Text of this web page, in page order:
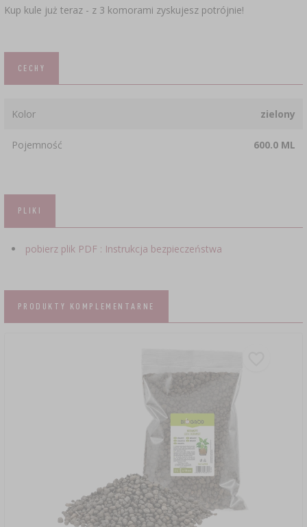
Kup kule już teraz - z 3 komorami zyskujesz potrójnie!
CECHY
Kolor zielony
Pojemność 600.0 ML
PLIKI
pobierz plik PDF : Instrukcja bezpieczeństwa
PRODUKTY KOMPLEMENTARNE